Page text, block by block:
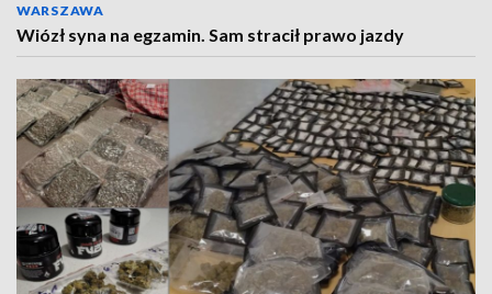
WARSZAWA
Wiózł syna na egzamin. Sam stracił prawo jazdy